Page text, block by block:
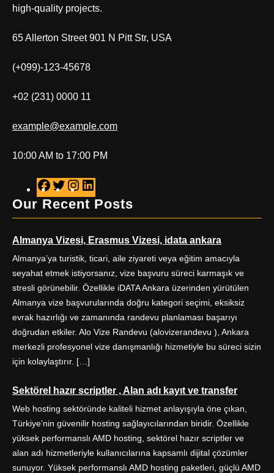
high-quality projects.
65 Allerton Street 901 N Pitt Str, USA
(+099)-123-45678
+02 (231) 0000 11
example@example.com
10:00 AM to 17:00 PM
F
a
b
o
o
k
T
w
t
e
r
n
a
g
r
a
m
i
e
d
I
n
Our Recent Posts
Almanya Vizesi, Erasmus Vizesi, idata ankara
Almanya’ya turistik, ticari, aile ziyareti veya eğitim amacıyla
seyahat etmek istiyorsanız, vize başvuru süreci karmaşık ve
stresli görünebilir. Özellikle iDATA Ankara üzerinden yürütülen
Almanya vize başvurularında doğru kategori seçimi, eksiksiz
evrak hazırlığı ve zamanında randevu planlaması başarıyı
doğrudan etkiler. Alo Vize Randevu (alovizerandevu ), Ankara
merkezli profesyonel vize danışmanlığı hizmetiyle bu süreci sizin
için kolaylaştırır. […]
Sektörel hazır scriptler , Alan adı kayıt ve transfer
Web hosting sektöründe kaliteli hizmet anlayışıyla öne çıkan,
Türkiye’nin güvenilir hosting sağlayıcılarından biridir. Özellikle
yüksek performanslı AMD hosting, sektörel hazır scriptler ve
alan adı hizmetleriyle kullanıcılarına kapsamlı dijital çözümler
sunuyor. Yüksek performanslı AMD hosting paketleri, güçlü AMD